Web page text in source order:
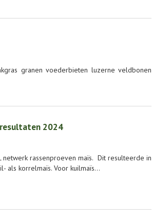
granen voederbieten luzerne veldbonen
2024
netwerk rassenproeven maïs. Dit resulteerde in
als korrelmaïs. Voor kuilmaïs…